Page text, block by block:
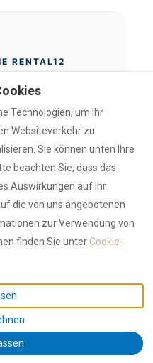
RENTAL12
VERTRAUEN (EN)
CLUBHOUSE
von RENTAL12.
viaAI-Data Hub (EN).
rentolbia.it | azulistigellio1.it
Technologien, um Ihr
Websiteverkehr zu
Sie können unten Ihre
beachten Sie, dass das
Auswirkungen auf Ihr
die von uns angebotenen
zur Verwendung von
finden Sie unter Cookie-